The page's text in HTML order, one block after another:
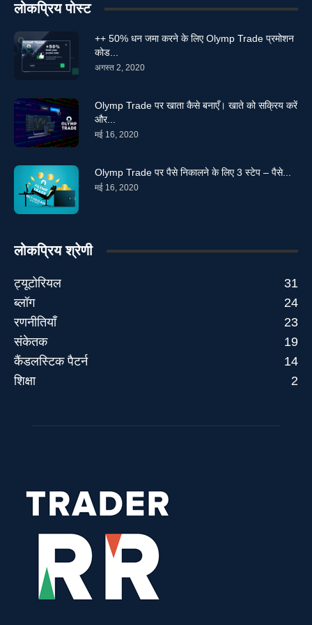
लोकप्रिय पोस्ट
++ 50% धन जमा करने के लिए Olymp Trade प्रमोशन
कोड...
अगस्त 2, 2020
Olymp Trade पर खाता कैसे बनाएँ। खाते को सक्रिय करें
और...
मई 16, 2020
Olymp Trade पर पैसे निकालने के लिए 3 स्टेप – पैसे...
मई 16, 2020
लोकप्रिय श्रेणी
ट्यूटोरियल
31
ब्लॉग
24
रणनीतियाँ
23
संकेतक
19
कैंडलस्टिक पैटर्न
14
शिक्षा
2